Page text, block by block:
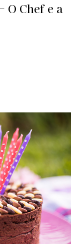
O Chef e a